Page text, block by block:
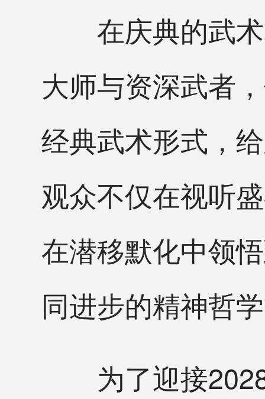
在庆典的武术
大师与资深武者
经典武术形式，
观众不仅在视听
在潜移默化中领
同进步的精神哲
为了迎接2028